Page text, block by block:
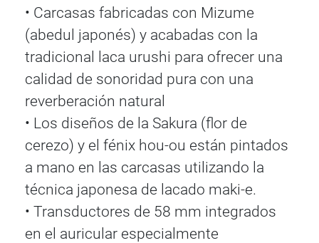
• Carcasas fabricadas con Mizume
(abedul japonés) y acabadas con la
tradicional laca urushi para ofrecer una
calidad de sonoridad pura con una
reverberación natural
• Los diseños de la Sakura (flor de
cerezo) y el fénix hou-ou están pintados
a mano en las carcasas utilizando la
técnica japonesa de lacado maki-e.
• Transductores de 58 mm integrados
en el auricular especialmente